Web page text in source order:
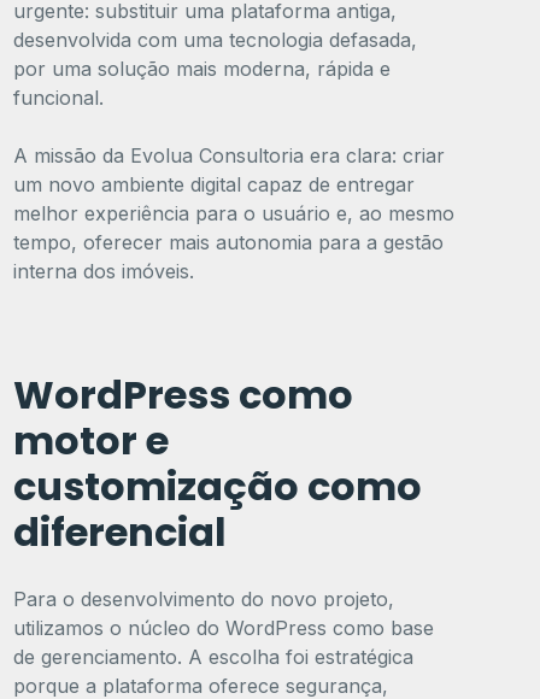
urgente: substituir uma plataforma antiga,
desenvolvida com uma tecnologia defasada,
por uma solução mais moderna, rápida e
funcional.
A missão da Evolua Consultoria era clara: criar
um novo ambiente digital capaz de entregar
melhor experiência para o usuário e, ao mesmo
tempo, oferecer mais autonomia para a gestão
interna dos imóveis.
WordPress como
motor e
customização como
diferencial
Para o desenvolvimento do novo projeto,
utilizamos o núcleo do WordPress como base
de gerenciamento. A escolha foi estratégica
porque a plataforma oferece segurança,